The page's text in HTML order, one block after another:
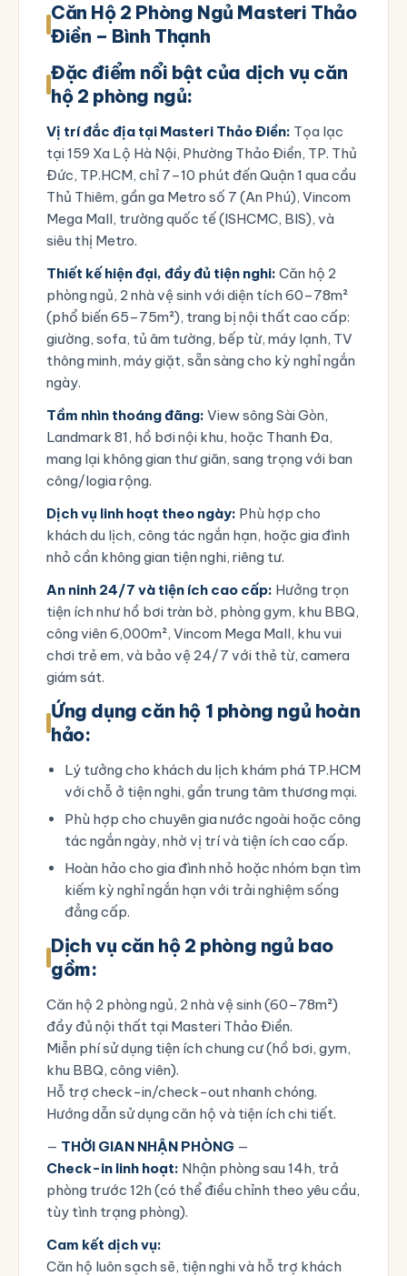
Căn Hộ 2 Phòng Ngủ Masteri Thảo
Điền – Bình Thạnh
Đặc điểm nổi bật của dịch vụ căn
hộ 2 phòng ngủ:
Vị trí đắc địa tại Masteri Thảo Điền: Tọa lạc
tại159 Xa Lộ Hà Nội, Phường Thảo Điền, TP. Thủ
Đức, TP.HCM, chỉ 7–10 phút đến Quận 1 qua cầu
Thủ Thiêm, gần ga Metro số 7 (An Phú), Vincom
Mega Mall, trường quốc tế (ISHCMC, BIS), và
siêu thị Metro.
Thiết kế hiện đại, đầy đủ tiện nghi: Căn hộ 2
phòng ngủ, 2 nhà vệ sinh với diện tích 60–78m²
(phổ biến 65–75m²), trang bị nội thất cao cấp:
giường, sofa, tủ âm tường, bếp từ, máy lạnh, TV
thông minh, máy giặt, sẵn sàng cho kỳ nghỉ ngắn
ngày.
Tầm nhìn thoáng đãng: View sông Sài Gòn,
Landmark 81, hồ bơi nội khu, hoặc Thanh Đa,
mang lại không gian thư giãn, sang trọng với ban
công/logia rộng.
Dịch vụ linh hoạt theo ngày: Phù hợp cho
khách du lịch, công tác ngắn hạn, hoặc gia đình
nhỏ cần không gian tiện nghi, riêng tư.
An ninh 24/7 và tiện ích cao cấp: Hưởng trọn
tiện ích như hồ bơi tràn bờ, phòng gym, khu BBQ,
công viên 6,000m², Vincom Mega Mall, khu vui
chơi trẻ em, và bảo vệ 24/7 với thẻ từ, camera
giám sát.
Ứng dụng căn hộ 1 phòng ngủ hoàn
hảo:
Lý tưởng cho khách du lịch khám phá TP.HCM
với chỗ ở tiện nghi, gần trung tâm thương mại.
Phù hợp cho chuyên gia nước ngoài hoặc công
tác ngắn ngày, nhờ vị trí và tiện ích cao cấp.
Hoàn hảo cho gia đình nhỏ hoặc nhóm bạn tìm
kiếm kỳ nghỉ ngắn hạn với trải nghiệm sống
đẳng cấp.
Dịch vụ căn hộ 2 phòng ngủ bao
gồm:
Căn hộ 2 phòng ngủ, 2 nhà vệ sinh (60–78m²)
đầy đủ nội thất tại Masteri Thảo Điền.
Miễn phí sử dụng tiện ích chung cư (hồ bơi, gym,
khu BBQ, công viên).
Hỗ trợ check-in/check-out nhanh chóng.
Hướng dẫn sử dụng căn hộ và tiện ích chi tiết.
— THỜI GIAN NHẬN PHÒNG —
Check-in linh hoạt: Nhận phòng sau 14h, trả
phòng trước 12h (có thể điều chỉnh theo yêu cầu,
tùy tình trạng phòng).
Cam kết dịch vụ:
Căn hộ luôn sạch sẽ, tiện nghi và hỗ trợ khách